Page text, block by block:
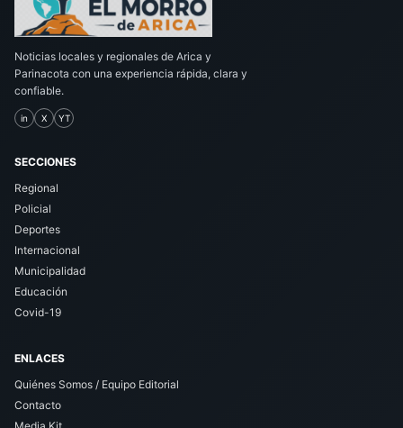
Noticias locales y regionales de Arica y
Parinacota con una experiencia rápida, clara y
confiable.
in X YT
SECCIONES
Regional
Policial
Deportes
Internacional
Municipalidad
Educación
Covid-19
ENLACES
Quiénes Somos / Equipo Editorial
Contacto